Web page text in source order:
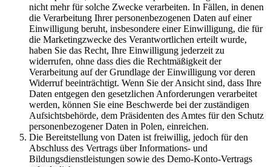
nicht mehr für solche Zwecke verarbeiten. In Fällen, in denen
die Verarbeitung Ihrer personenbezogenen Daten auf einer
Einwilligung beruht, insbesondere einer Einwilligung, die für
die Marketingzwecke des Verantwortlichen erteilt wurde,
haben Sie das Recht, Ihre Einwilligung jederzeit zu
widerrufen, ohne dass dies die Rechtmäßigkeit der
Verarbeitung auf der Grundlage der Einwilligung vor deren
Widerruf beeinträchtigt. Wenn Sie der Ansicht sind, dass Ihre
Daten entgegen den gesetzlichen Anforderungen verarbeitet
werden, können Sie eine Beschwerde bei der zuständigen
Aufsichtsbehörde, dem Präsidenten des Amtes für den Schutz
personenbezogener Daten in Polen, einreichen.
Die Bereitstellung von Daten ist freiwillig, jedoch für den
Abschluss des Vertrags über Informations- und
Bildungsdienstleistungen sowie des Demo-Konto-Vertrags